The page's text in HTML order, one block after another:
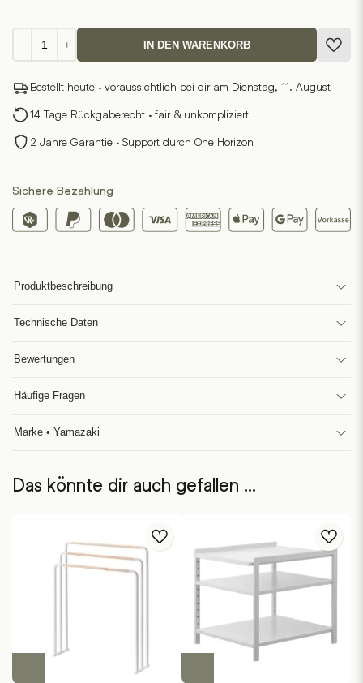
−
TOWER
+ IN DEN WARENKORB
Bestellt heute · voraussichtlich bei dir am Dienstag, 11. August
14 Tage Rückgaberecht · fair & unkompliziert
2 Jahre Garantie · Support durch One Horizon
Sichere Bezahlung
Produktbeschreibung
Technische Daten
Bewertungen
Häufige Fragen
Marke • Yamazaki
Das könnte dir auch gefallen …
Dieses